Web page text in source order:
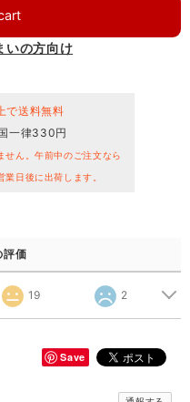
いの方向け
で送料無料
一律330円
せん。午前中のご注文なら
日後に出荷します。
評価
19 2
Save